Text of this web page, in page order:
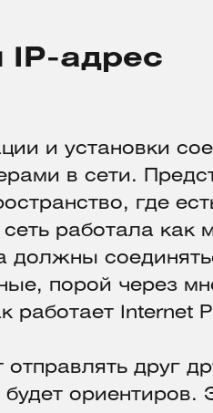
IP-адрес
и установки
в сети.
где
работала как
должны
порой через
работает Internet
друг
ориентиров.